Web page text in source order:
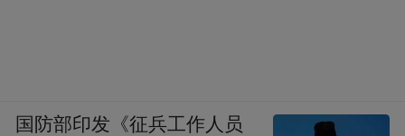
国防部印发《征兵工作人员